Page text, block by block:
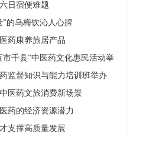
日宿便难题
”的乌梅饮沁人心脾
药康养旅居产品
市千县”中医药文化惠民活动举
监督知识与能力培训班举办
医药文旅消费新场景
药的经济资源潜力
支撑高质量发展